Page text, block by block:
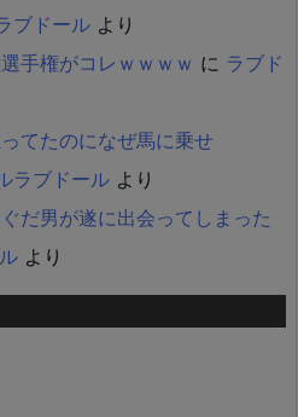
ブドール より
手権がコレｗｗｗｗ に ラブド
てたのになぜ馬に乗せ
ラブドール より
だ男が遂に出会ってしまった
より